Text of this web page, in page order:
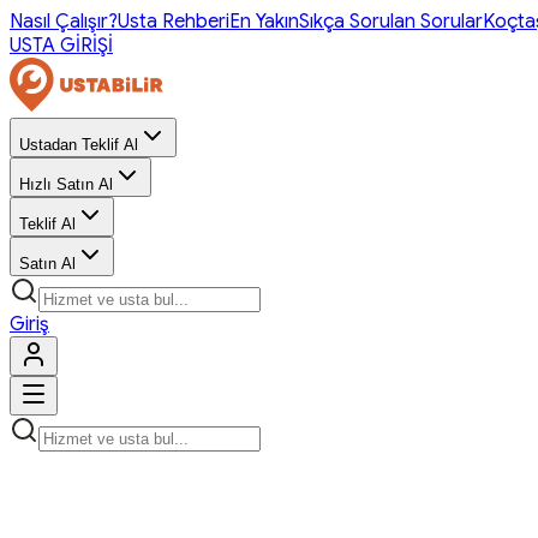
Nasıl Çalışır?Usta RehberiEn YakınSıkça Sorulan Sorular
USTA GİRİŞİ
Ustadan Teklif Al
Hızlı Satın Al
Teklif Al
Satın Al
Giriş